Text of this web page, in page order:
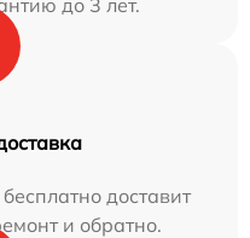
доставит
и обратно.